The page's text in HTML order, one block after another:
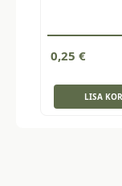
0,25 €
LISA